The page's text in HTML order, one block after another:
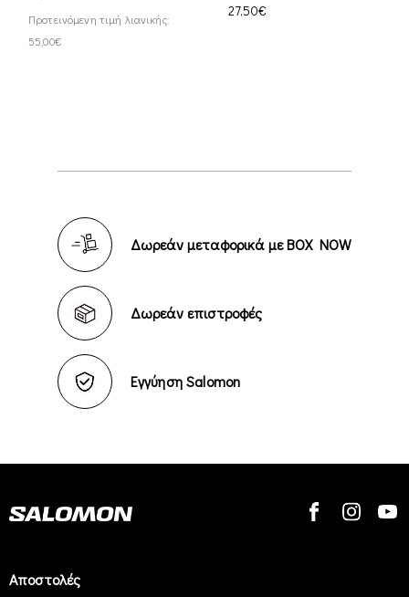
Προτεινόμενη τιμή λιανικής:
55,00€
27,50€
Δωρεάν μεταφορικά με BOX NOW
Δωρεάν επιστροφές
Εγγύηση Salomon
Αποστολές